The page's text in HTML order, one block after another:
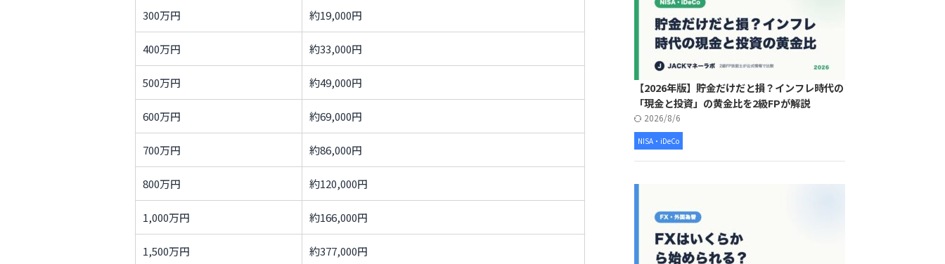
300万円 約19,000円
400万円 約33,000円
500万円 約49,000円
600万円 約69,000円
700万円 約86,000円
800万円 約120,000円
1,000万円 約166,000円
1,500万円 約377,000円
【2026年版】貯金だけだと損？インフレ時代の
「現金と投資」の黄金比を2級FPが解説
2026/8/6
NISA・iDeCo